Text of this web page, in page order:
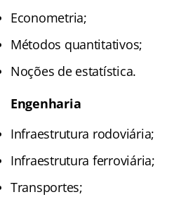
Econometria;
Métodos quantitativos;
Noções de estatística.
Engenharia
Infraestrutura rodoviária;
Infraestrutura ferroviária;
Transportes;